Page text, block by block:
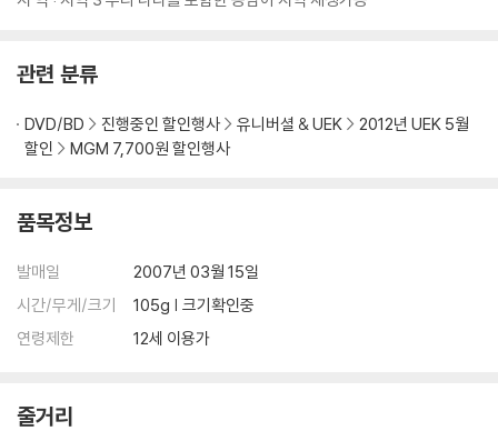
※ 디스크 재생 불량
가하니 최신 소프트웨어로 업데이트된 DVD/BD 전용 기기에서 재생하실
것을 권유해 드립니다.
해결됩니다.
생이 불가능한 경우가 있습니다. 독립형 전용 플레이어 사용을 권장드리
며, ODD 사용으로 인한 재생 불량의 경우 교환 시에도 동일한 오류가 발
생할 수 있음을 알려드립니다.
디스크에 미세한 잔 흠집이 남아있거나 인쇄 면이 깨끗하지 않은 경우가
관련 분류
DVD/BD 진행중인 할인행사 유니버셜 & UEK
2012년 UEK 5월
할인
MGM 7,700원 할인행사
품목정보
발매일
2007년 03월 15일
시간/무게/크기
105g | 크기확인중
연령제한
12세 이용가
줄거리